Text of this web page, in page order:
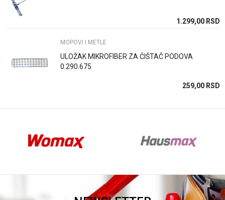
Anti-spam zaštita - izračunajte koliko je 4 + 1 :
1.299,00 RSD
MOPOVI I METLE
ULOŽAK MIKROFIBER ZA ČIŠTAČ PODOVA
0.290.675
259,00 RSD